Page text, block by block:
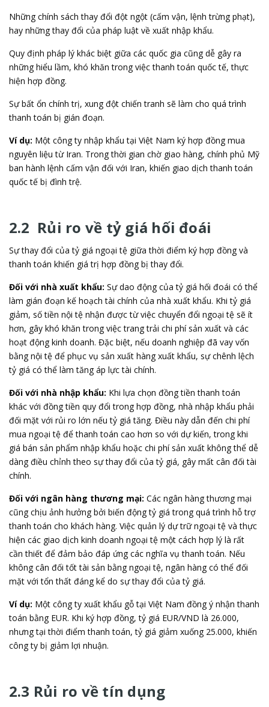
Những chính sách thay đổi đột ngột (cấm vận, lệnh trừng phạt),
hay những thay đổi của pháp luật về xuất nhập khẩu.
Quy định pháp lý khác biệt giữa các quốc gia cũng dễ gây ra
những hiểu lầm, khó khăn trong việc thanh toán quốc tế, thực
hiện hợp đồng.
Sự bất ổn chính trị, xung đột chiến tranh sẽ làm cho quá trình
thanh toán bị gián đoạn.
Ví dụ: Một công ty nhập khẩu tại Việt Nam ký hợp đồng mua
nguyên liệu từ Iran. Trong thời gian chờ giao hàng, chính phủ Mỹ
ban hành lệnh cấm vận đối với Iran, khiến giao dịch thanh toán
quốc tế bị đình trệ.
2.2 Rủi ro về tỷ giá hối đoái
Sự thay đổi của tỷ giá ngoại tệ giữa thời điểm ký hợp đồng và
thanh toán khiến giá trị hợp đồng bị thay đổi.
Đối với nhà xuất khẩu: Sự dao động của tỷ giá hối đoái có thể
làm gián đoạn kế hoạch tài chính của nhà xuất khẩu. Khi tỷ giá
giảm, số tiền nội tệ nhận được từ việc chuyển đổi ngoại tệ sẽ ít
hơn, gây khó khăn trong việc trang trải chi phí sản xuất và các
hoạt động kinh doanh. Đặc biệt, nếu doanh nghiệp đã vay vốn
bằng nội tệ để phục vụ sản xuất hàng xuất khẩu, sự chênh lệch
tỷ giá có thể làm tăng áp lực tài chính.
Đối với nhà nhập khẩu: Khi lựa chọn đồng tiền thanh toán
khác với đồng tiền quy đổi trong hợp đồng, nhà nhập khẩu phải
đối mặt với rủi ro lớn nếu tỷ giá tăng. Điều này dẫn đến chi phí
mua ngoại tệ để thanh toán cao hơn so với dự kiến, trong khi
giá bán sản phẩm nhập khẩu hoặc chi phí sản xuất không thể dễ
dàng điều chỉnh theo sự thay đổi của tỷ giá, gây mất cân đối tài
chính.
Đối với ngân hàng thương mại: Các ngân hàng thương mại
cũng chịu ảnh hưởng bởi biến động tỷ giá trong quá trình hỗ trợ
thanh toán cho khách hàng. Việc quản lý dự trữ ngoại tệ và thực
hiện các giao dịch kinh doanh ngoại tệ một cách hợp lý là rất
cần thiết để đảm bảo đáp ứng các nghĩa vụ thanh toán. Nếu
không cân đối tốt tài sản bằng ngoại tệ, ngân hàng có thể đối
mặt với tổn thất đáng kể do sự thay đổi của tỷ giá.
Ví dụ: Một công ty xuất khẩu gỗ tại Việt Nam đồng ý nhận thanh
toán bằng EUR. Khi ký hợp đồng, tỷ giá EUR/VND là 26.000,
nhưng tại thời điểm thanh toán, tỷ giá giảm xuống 25.000, khiến
công ty bị giảm lợi nhuận.
2.3 Rủi ro về tín dụng